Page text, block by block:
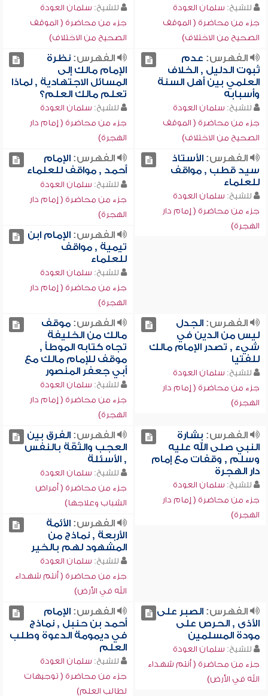
للشيخ: سلمان العودة
جزء من محاضرة ( الموقف
الصحيح من الاختلاف)
للشيخ: سلمان العودة
جزء من محاضرة ( الموقف
الصحيح من الاختلاف)
الفهرس: عدم
ثبوت الدليل , الخلاف
العلمي بين أهل السنة
وأسبابه
للشيخ: سلمان العودة
جزء من محاضرة ( الموقف
الصحيح من الاختلاف)
الفهرس:نظرة
الإمام مالك إلى
المسائل الاجتهادية , لماذا
تعلم مالك العلم؟
للشيخ: سلمان العودة
جزء من محاضرة ( إمام دار
الهجرة)
الفهرس:الأستاذ
سيد قطب , مواقف
للعلماء
للشيخ: سلمان العودة
جزء من محاضرة ( إمام دار
الهجرة)
الفهرس:الإمام
أحمد , مواقف للعلماء
للشيخ: سلمان العودة
جزء من محاضرة ( إمام دار
الهجرة)
الفهرس:الإمام ابن
تيمية , مواقف
للعلماء
للشيخ: سلمان العودة
جزء من محاضرة ( إمام دار
الهجرة)
الفهرس:الجدل
ليس من الدين في
شيء , تصدر الإمام مالك
للفتيا
للشيخ: سلمان العودة
جزء من محاضرة ( إمام دار
الهجرة)
الفهرس:موقف
مالك من الخليفة
تجاه كتابه الموطأ ,
موقف للإمام مالك مع
أبي جعفر المنصور
للشيخ: سلمان العودة
جزء من محاضرة ( إمام دار
الهجرة)
الفهرس: بشارة
النبي صلى الله عليه
وسلم , وقفات مع إمام
دار الهجرة
للشيخ: سلمان العودة
جزء من محاضرة ( إمام دار
الهجرة)
الفهرس:الفرق بين
العجب والثقة بالنفس
, الأسئلة
للشيخ: سلمان العودة
جزء من محاضرة ( أمراض
الشباب وعلاجها)
الفهرس:الأئمة
الأربعة , نماذج من
المشهود لهم بالخير
للشيخ: سلمان العودة
جزء من محاضرة ( أنتم شهداء
الله في الأرض)
الفهرس:الصبر على
الأذى , الحرص على
مودة المسلمين
للشيخ: سلمان العودة
جزء من محاضرة ( أنتم شهداء
الله في الأرض)
الفهرس:الإمام
أحمد بن حنبل , نماذج
في ديمومة الدعوة وطلب
العلم
للشيخ: سلمان العودة
جزء من محاضرة ( توجيهات
لطالب العلم)